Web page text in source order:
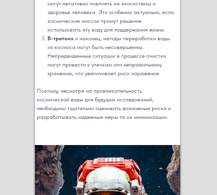
могут негативно повлиять на экосистемы и
здоровье человека. Это особенно актуально, если
космические миссии примут решение
использовать эту воду для поддержания жизни.
В-третьих и наконец, методы переработки воды
из космоса могут быть несовершенны.
Непредвиденные ситуации в процессе очистки
могут привести к утечкам или неправильному
хранению, что увеличивает риск заражения.
Поэтому, несмотря на привлекательность
космической воды для будущих исследований,
необходимо тщательно оценивать возможные риски и
разрабатывать надежные меры по их минимизации.